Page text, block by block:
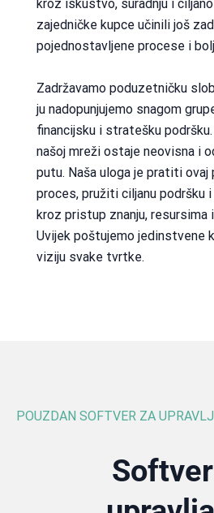
kroz iskustvo, suradnju i
zajedničke kupce učinili još
pojednostavljene procese i
Zadržavamo poduzetničku
ju nadopunjujemo snagom
financijsku i stratešku
našoj mreži ostaje neovisna i
putu. Naša uloga je pratiti ovaj
proces, pružiti ciljanu podršku
kroz pristup znanju, resursima
Uvijek poštujemo jedinstvene
viziju svake tvrtke.
POUZDAN SOFTVER ZA